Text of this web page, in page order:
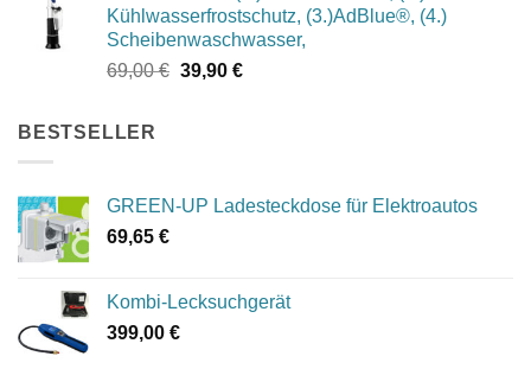
1.049,00 €994,00 €.
Kühlwasserfrostschutz, (3.)AdBlue®, (4.)
Scheibenwaschwasser,
69,00€ Ursprünglicher
39,90 €Aktueller
BESTSELLER
GREEN-UP Ladesteckdose für Elektroautos
69,65 €
Kombi-Lecksuchgerät
399,00 €